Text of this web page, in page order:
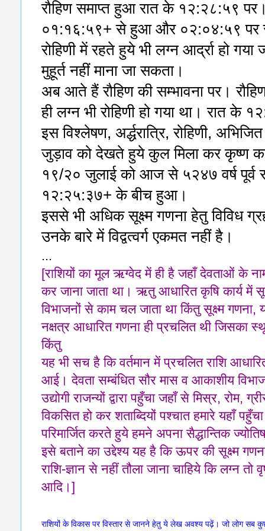
रौहिण समाप्त हुआ रात के १२:२८:५९
०१:१६:५९+ से हुआ और ०२:०४:५९ पर
रोहिणी में रहते हुये भी लग्न आर्द्रा हो
मुहूर्त नहीं माना जा सकता।
अब आते हैं रौहिण की सम्भावना पर।
ही लग्न भी रोहिणी हो गया था। रात के
इस विश्लेषण, अर्द्धरात्रि, रोहिणी,
जुड़ाव को देखते हुये कुल मिला कर कृष्ण का
१९/२० जुलाई को आज से ५२४७ वर्ष पूर्व
१२:२५:३७+ के बीच हुआ।
इससे भी अधिक सूक्ष्म गणना हेतु विविध
उनके बारे में विद्वत्वर्ग एकमत नहीं है।
...
[राशियों का मूल ऋग्वेद में ही है जहाँ देवताओं के
कर जाना जाता था। ऋतु आधारित कृषि कार्य में
विभाजनों से काम चल जाता था किंतु सूक्ष्म गणना,
नक्षत्र आधारित गणना ही प्रचलित थी जिसका
किंतु
यह भी सच है कि वर्तमान में प्रचलित राशि
आई। देवता सम्बंधित सौर मास व आकाशीय विभाजन
उद्योगी राजन्यों द्वारा पहुँचा जहाँ से मिस्र,
विकसित हो कर शताब्दियों पश्चात हमारे यहाँ
परिमार्जित करते हुये हमने अपना सैद्धान्‍तिक
इसे बताने का उद्देश्य यह है कि ऊपर की सूक्ष्म
राशि-ज्ञान से नहीं तौला जाना चाहिये कि लग्न
आदि।]
राशियों के विकास पर विस्तार से जानने हेतु ये लेख अवश्य पढ़ें। जो लोग सब कुछ